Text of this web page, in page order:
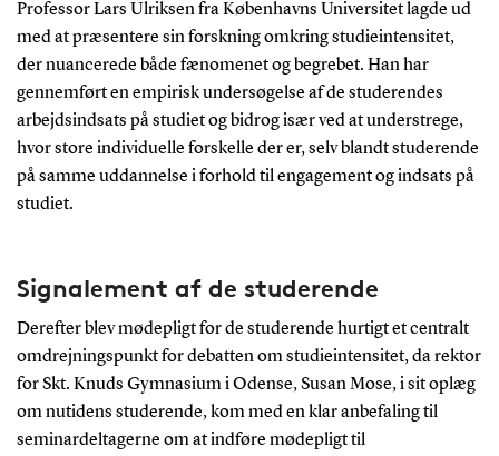
Professor Lars Ulriksen fra Københavns Universitet lagde ud
med at præsentere sin forskning omkring studieintensitet,
der nuancerede både fænomenet og begrebet. Han har
gennemført en empirisk undersøgelse af de studerendes
arbejdsindsats på studiet og bidrog især ved at understrege,
hvor store individuelle forskelle der er, selv blandt studerende
på samme uddannelse i forhold til engagement og indsats på
studiet.
Signalement af de studerende
Derefter blev mødepligt for de studerende hurtigt et centralt
omdrejningspunkt for debatten om studieintensitet, da rektor
for Skt. Knuds Gymnasium i Odense, Susan Mose, i sit oplæg
om nutidens studerende, kom med en klar anbefaling til
seminardeltagerne om at indføre mødepligt til